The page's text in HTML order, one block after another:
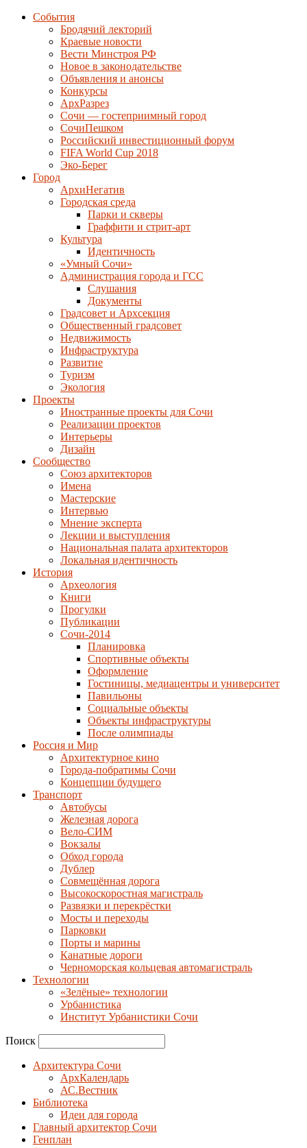
События
Бродячий лекторий
Краевые новости
Вести Минстроя РФ
Новое в законодательстве
Объявления и анонсы
Конкурсы
АрхРазрез
Сочи — гостеприимный город
СочиПешком
Российский инвестиционный форум
FIFA World Cup 2018
Эко-Берег
Город
АрхиНегатив
Городская среда
Парки и скверы
Граффити и стрит-арт
Культура
Идентичность
«Умный Сочи»
Администрация города и ГСС
Слушания
Документы
Градсовет и Архсекция
Общественный градсовет
Недвижимость
Инфраструктура
Развитие
Туризм
Экология
Проекты
Иностранные проекты для Сочи
Реализации проектов
Интерьеры
Дизайн
Сообщество
Союз архитекторов
Имена
Мастерские
Интервью
Мнение эксперта
Лекции и выступления
Национальная палата архитекторов
Локальная идентичность
История
Археология
Книги
Прогулки
Публикации
Сочи-2014
Планировка
Спортивные объекты
Оформление
Гостиницы, медиацентры и университет
Павильоны
Социальные объекты
Объекты инфраструктуры
После олимпиады
Россия и Мир
Архитектурное кино
Города-побратимы Сочи
Концепции будущего
Транспорт
Автобусы
Железная дорога
Вело-СИМ
Вокзалы
Обход города
Дублер
Совмещённая дорога
Высокоскоростная магистраль
Развязки и перекрёстки
Мосты и переходы
Парковки
Порты и марины
Канатные дороги
Черноморская кольцевая автомагистраль
Технологии
«Зелёные» технологии
Урбанистика
Институт Урбанистики Сочи
Поиск
Архитектура Сочи
АрхКалендарь
АС.Вестник
Библиотека
Идеи для города
Главный архитектор Сочи
Генплан